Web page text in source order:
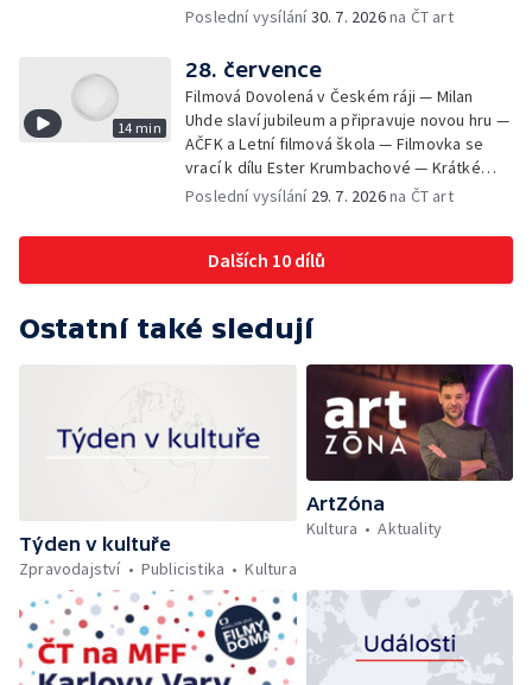
Výstavy o proměnách Prahy — Zahajení
Poslední vysílání30. 7. 2026na ČT art
14 min
28. července
Filmová Dovolená v Českém ráji — Milan
Uhde slaví jubileum a připravuje novou hru —
AČFK a Letní filmová škola — Filmovka se
vrací k dílu Ester Krumbachové — Krátké
zprávy z kultury — Antonín Střížek namaloval
Poslední vysílání 29. 7. 2026na ČT art
Dalších 10 dílů
Ostatní také sledují
Týden v kultuře
Zpravodajství
Publicistika Kultura
ArtZóna
Kultura
Aktuality